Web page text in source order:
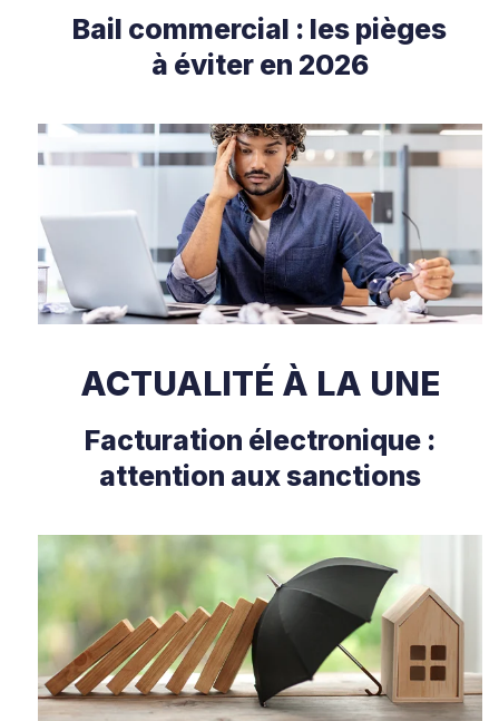
Bail commercial : les pièges
à éviter en 2026
ACTUALITÉ À LA UNE
Facturation électronique :
attention aux sanctions